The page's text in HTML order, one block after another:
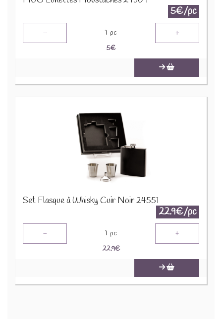
5€/pc
- 1 pc +
5€
Set Flasque à Whisky Cuir Noir 24551
22.9€/pc
- 1 pc +
22.9€